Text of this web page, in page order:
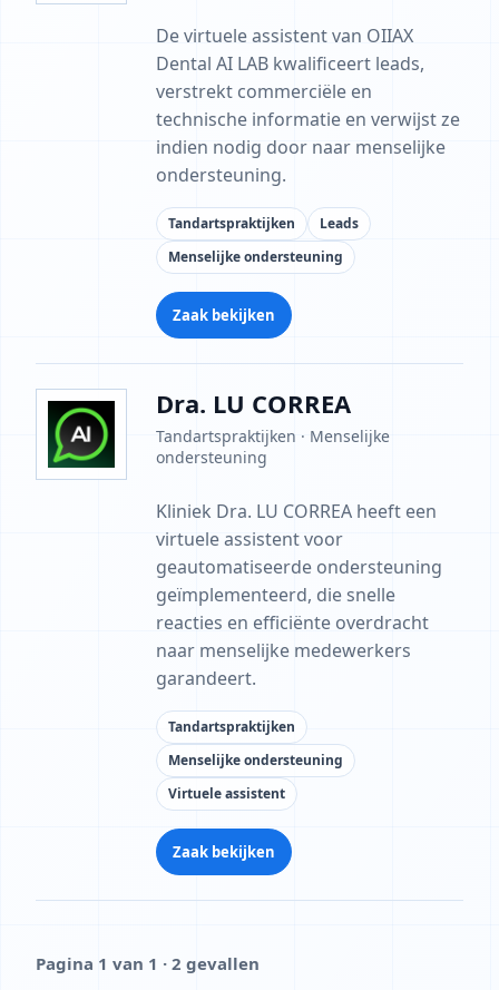
De virtuele assistent van OIIAX
Dental AI LAB kwalificeert leads,
verstrekt commerciële en
technische informatie en verwijst ze
indien nodig door naar menselijke
ondersteuning.
Tandartspraktijken
Leads
Menselijke ondersteuning
Zaak bekijken
Dra. LU CORREA
Tandartspraktijken · Menselijke
ondersteuning
Kliniek Dra. LU CORREA heeft een
virtuele assistent voor
geautomatiseerde ondersteuning
geïmplementeerd, die snelle
reacties en efficiënte overdracht
naar menselijke medewerkers
garandeert.
Tandartspraktijken
Menselijke ondersteuning
Virtuele assistent
Zaak bekijken
Pagina 1 van 1 · 2 gevallen